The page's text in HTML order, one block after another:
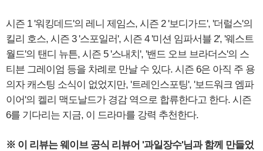
시즌 1 '워킹데드'의 레니 제임스, 시즌 2 '보디가드', '더럴스'의
킬리 호스, 시즌 3 '스포일러', 시즌 4 '미션 임파서블 2', '웨스트
월드'의 탠디 뉴튼, 시즌 5 '스내치', '밴드 오브 브라더스'의 스
티븐 그레이엄 등을 차례로 만날 수 있다. 시즌 6은 아직 주 용
의자 캐스팅 소식이 없었지만, '트레인스포팅', '보드워크 엠파
이어'의 켈리 맥도날드가 경감 역으로 합류한다고 한다. 시즌
6를 기다리는 지금, 이 드라마를 강력 추천한다.
※ 이 리뷰는 웨이브 공식 리뷰어 '과일장수'님과 함께 만들었